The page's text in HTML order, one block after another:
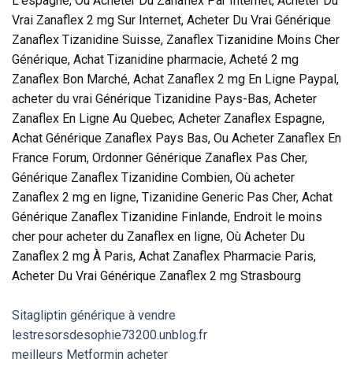
Vrai Zanaflex 2 mg Sur Internet, Acheter Du Vrai Générique
Zanaflex Tizanidine Suisse, Zanaflex Tizanidine Moins Cher
Générique, Achat Tizanidine pharmacie, Acheté 2 mg
Zanaflex Bon Marché, Achat Zanaflex 2 mg En Ligne Paypal,
acheter du vrai Générique Tizanidine Pays-Bas, Acheter
Zanaflex En Ligne Au Quebec, Acheter Zanaflex Espagne,
Achat Générique Zanaflex Pays Bas, Ou Acheter Zanaflex En
France Forum, Ordonner Générique Zanaflex Pas Cher,
Générique Zanaflex Tizanidine Combien, Où acheter
Zanaflex 2 mg en ligne, Tizanidine Generic Pas Cher, Achat
Générique Zanaflex Tizanidine Finlande, Endroit le moins
cher pour acheter du Zanaflex en ligne, Où Acheter Du
Zanaflex 2 mg À Paris, Achat Zanaflex Pharmacie Paris,
Acheter Du Vrai Générique Zanaflex 2 mg Strasbourg
Sitagliptin générique à vendre
lestresorsdesophie73200.unblog.fr
meilleurs Metformin acheter